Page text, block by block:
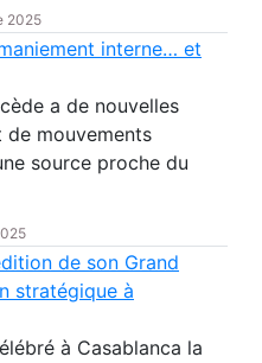
2025
interne… et
a de nouvelles
de mouvements
source proche du
de son Grand
stratégique à
à Casablanca la